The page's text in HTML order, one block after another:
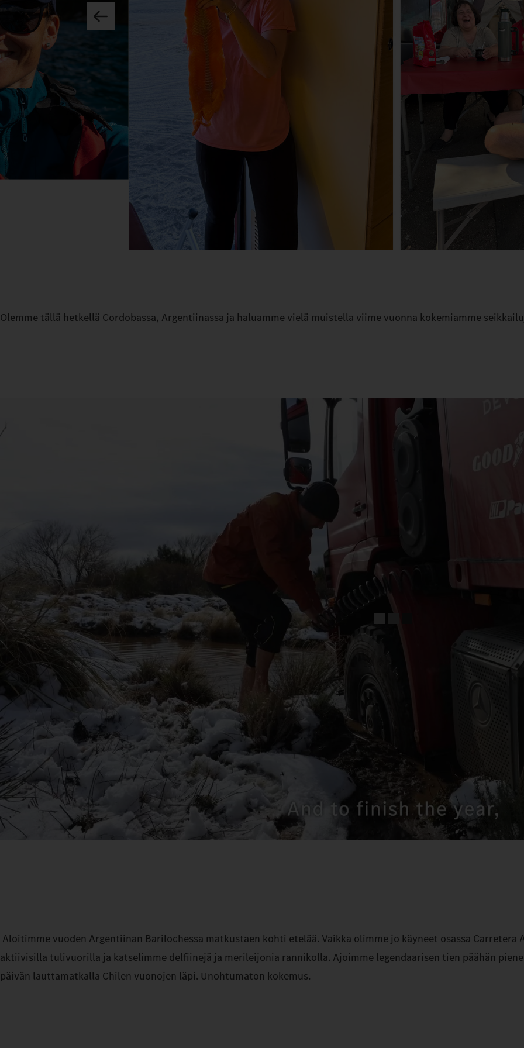
Olemme tällä hetkellä Cordobassa, Argentiinassa ja haluamme vielä muistella viime vuonna kokemiamme
Aloitimme vuoden Argentiinan Barilochessa matkustaen kohti etelää. Vaikka olimme jo käyneet osassa
aktiivisilla tulivuorilla ja katselimme delfiinejä ja merileijonia rannikolla. Ajoimme legendaarisen tien päähän
päivän lauttamatkalla Chilen vuonojen läpi. Unohtumaton kokemus.